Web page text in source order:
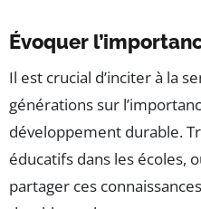
Évoquer
Il est crucial d’inciter à la
générations sur
développement durable.
éducatifs dans les écoles,
partager ces